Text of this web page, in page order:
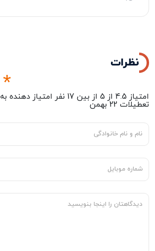
نظرات
امتیاز 4.5 از 5 از بین 17 نفر امتیاز دهنده به
تعطیلات 22 بهمن